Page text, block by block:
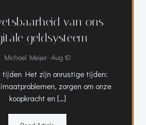
van ons
geldsysteem
Michael Meijer -Aug 10
tijden Het zijn onrustige tijden:
zorgen om onze
koopkracht en […]